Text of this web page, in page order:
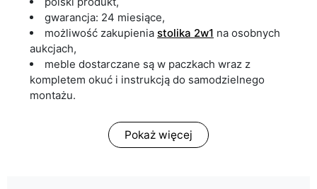
gwarancja: 24 miesiące,
możliwość zakupienia stolika 2w1 na osobnych
aukcjach,
meble dostarczane są w paczkach wraz z
kompletem okuć i instrukcją do samodzielnego
montażu.
Pokaż więcej